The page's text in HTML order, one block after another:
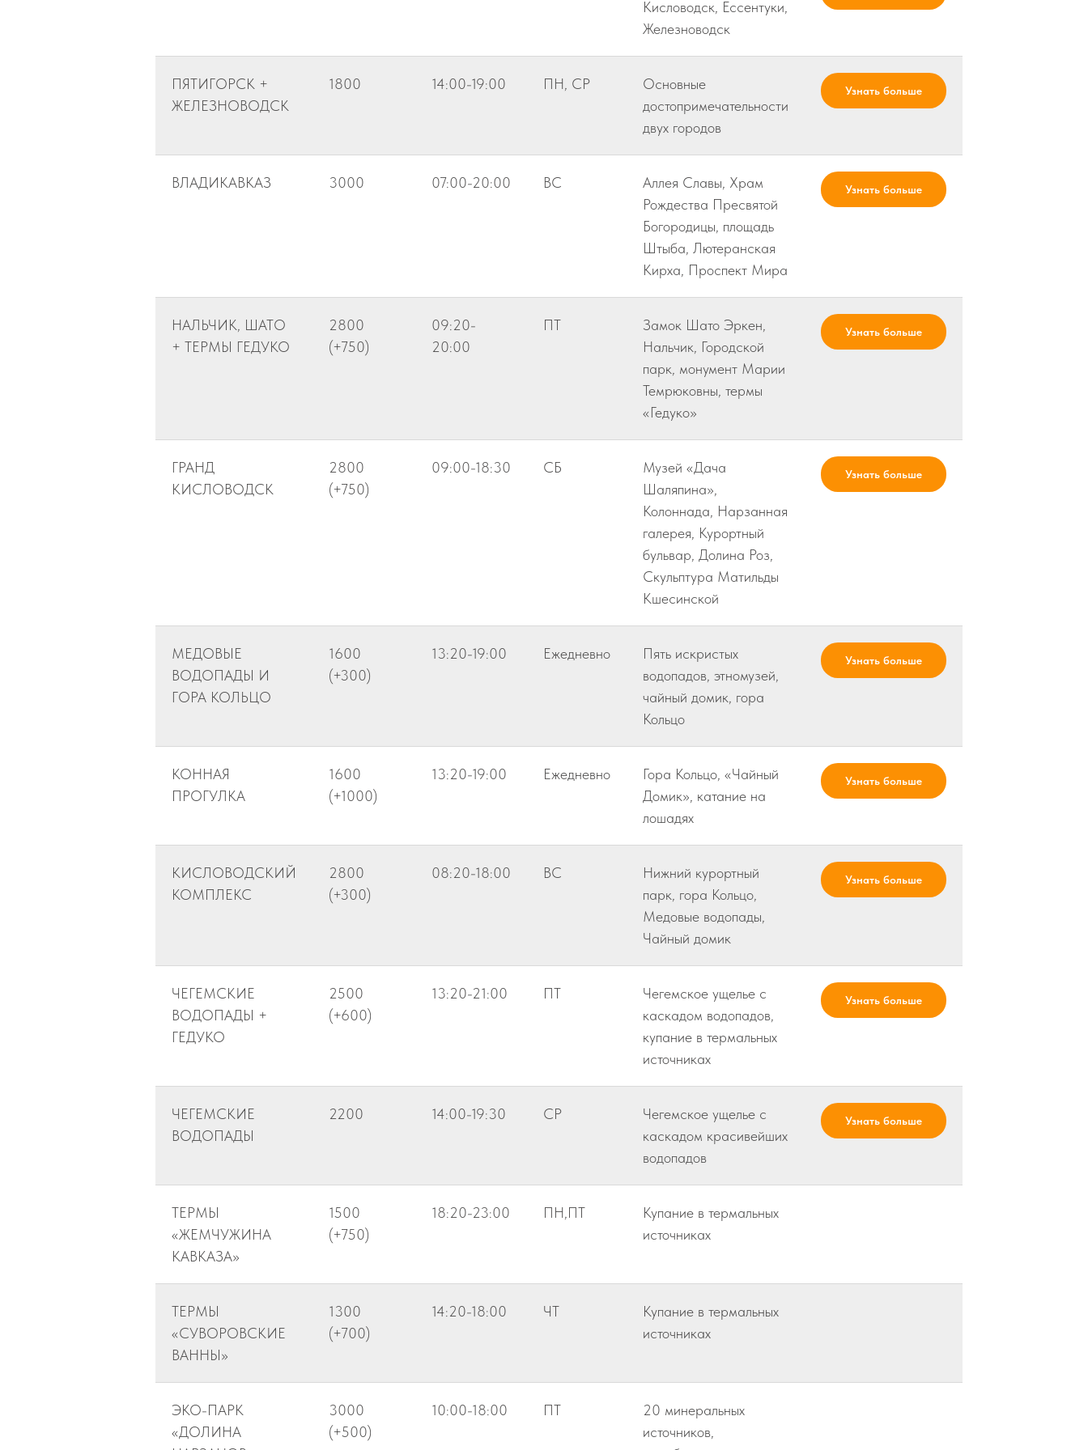
Кисловодск, Ессентуки,
Железноводск
ПЯТИГОРСК +
ЖЕЛЕЗНОВОДСК
1800 14:00-19:00 ПН, СР
Основные
достопримечательности
двух городов
Узнать больше
ВЛАДИКАВКАЗ 3000 07:00-20:00 ВС
Аллея Славы, Храм
Рождества Пресвятой
Богородицы, площадь
Штыба, Лютеранская
Кирха, Проспект Мира
Узнать больше
НАЛЬЧИК, ШАТО
+ ТЕРМЫ ГЕДУКО
2800
(+750)
09:20-
20:00
ПТ
Замок Шато Эркен,
Нальчик, Городской
парк, монумент Марии
Темрюковны, термы
«Гедуко»
Узнать больше
ГРАНД
КИСЛОВОДСК
2800
(+750)
09:00-18:30 СБ
Музей «Дача
Шаляпина»,
Колоннада, Нарзанная
галерея, Курортный
бульвар, Долина Роз,
Скульптура Матильды
Кшесинской
Узнать больше
МЕДОВЫЕ
ВОДОПАДЫ И
ГОРА КОЛЬЦО
1600
(+300)
13:20-19:00 Ежедневно
Пять искристых
водопадов, этномузей,
чайный домик, гора
Кольцо
Узнать больше
КОННАЯ
ПРОГУЛКА
1600
(+1000)
13:20-19:00 Ежедневно
Гора Кольцо, «Чайный
Домик», катание на
лошадях
Узнать больше
КИСЛОВОДСКИЙ
КОМПЛЕКС
2800
(+300)
08:20-18:00 ВС
Нижний курортный
парк, гора Кольцо,
Медовые водопады,
Чайный домик
Узнать больше
ЧЕГЕМСКИЕ
ВОДОПАДЫ +
ГЕДУКО
2500
(+600)
13:20-21:00 ПТ
Чегемское ущелье с
каскадом водопадов,
купание в термальных
источниках
Узнать больше
ЧЕГЕМСКИЕ
ВОДОПАДЫ
2200 14:00-19:30 СР
Чегемское ущелье с
каскадом красивейших
водопадов
Узнать больше
ТЕРМЫ
«ЖЕМЧУЖИНА
КАВКАЗА»
1500
(+750)
18:20-23:00 ПН,ПТ
Купание в термальных
источниках
ТЕРМЫ
«СУВОРОВСКИЕ
ВАННЫ»
1300
(+700)
14:20-18:00 ЧТ
Купание в термальных
источниках
ЭКО-ПАРК
«ДОЛИНА
3000
(+500)
10:00-18:00 ПТ
20 минеральных
источников,